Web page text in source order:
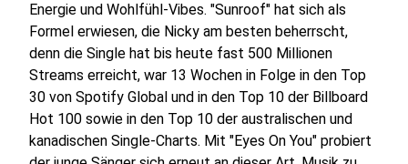
Energie und Wohlfühl-Vibes. "Sunroof" hat sich als
Formel erwiesen, die Nicky am besten beherrscht,
denn die Single hat bis heute fast 500 Millionen
Streams erreicht, war 13 Wochen in Folge in den Top
30 von Spotify Global und in den Top 10 der Billboard
Hot 100 sowie in den Top 10 der australischen und
kanadischen Single-Charts. Mit "Eyes On You" probiert